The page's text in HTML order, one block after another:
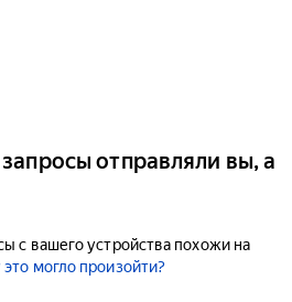
отправляли вы, а
с вашего устройства похожи на
могло произойти?